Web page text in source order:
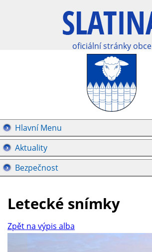
oficiální stránky obce
Hlavní Menu
Aktuality
Bezpečnost
Letecké snímky
Zpět na výpis alba